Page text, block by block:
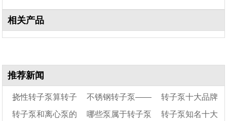
相关产品
推荐新闻
挠性转子泵算转子
泵吗
不锈钢转子泵——
凸轮转子泵
转子泵十大品牌
转子泵和离心泵的
哪些泵属于转子泵 转子泵知名十大